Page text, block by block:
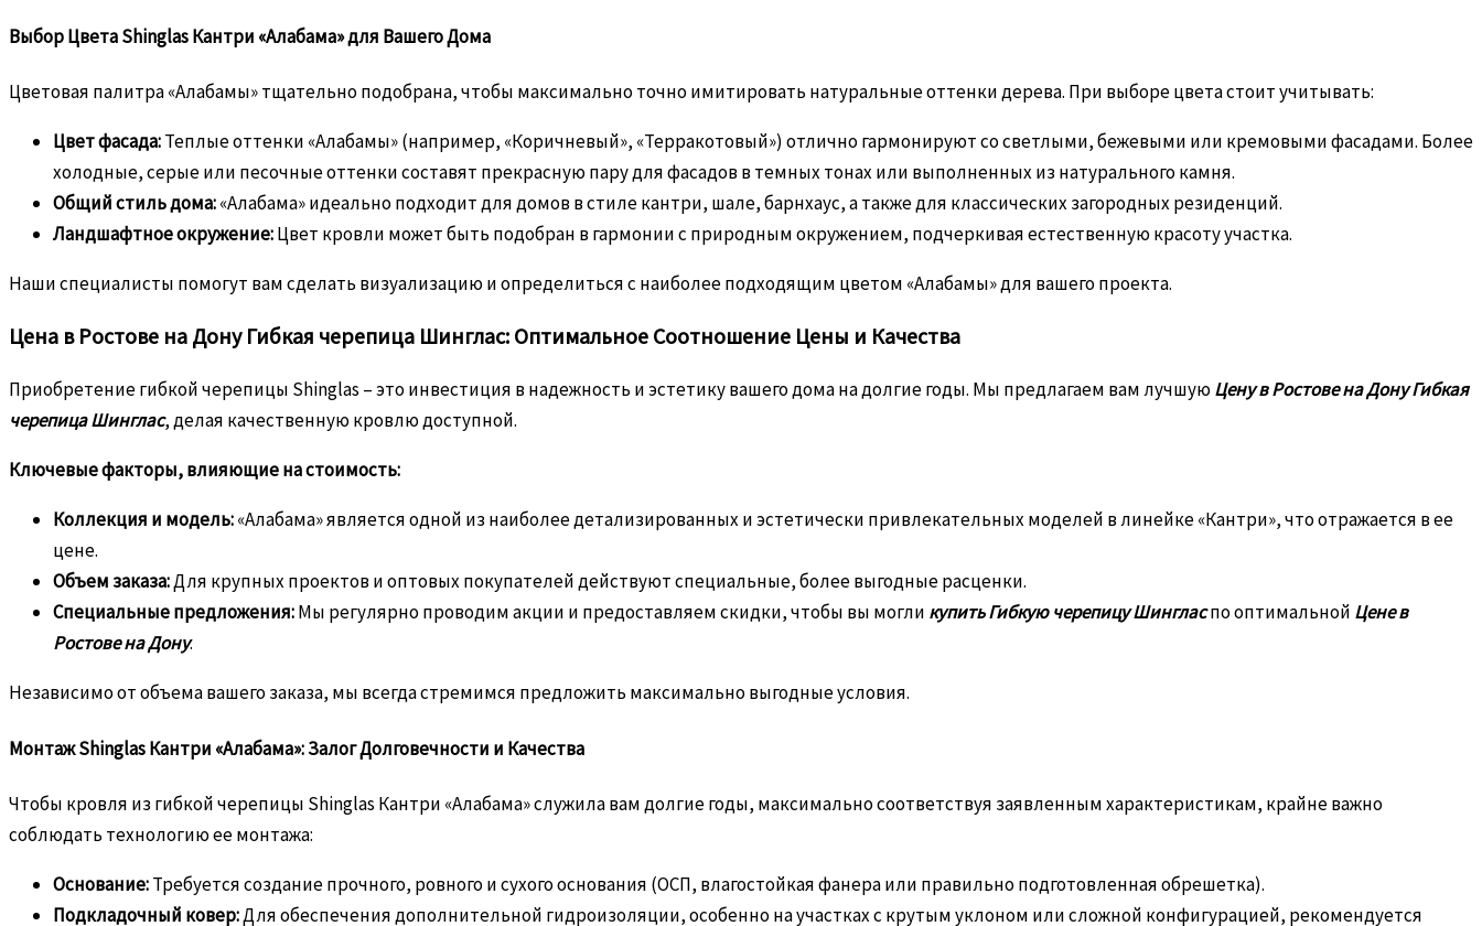
Выбор Цвета Shinglas Кантри «Алабама» для Вашего Дома
Цветовая палитра «Алабамы» тщательно подобрана, чтобы максимально точно имитировать натуральные оттенки дерева. При выборе цвета стоит учитывать:
Цвет фасада:Теплые оттенки «Алабамы» (например, «Коричневый», «Терракотовый») отлично гармонируют со светлыми, бежевыми или кремовыми фасадами. Более
холодные, серые или песочные оттенки составят прекрасную пару для фасадов в темных тонах или выполненных из натурального камня.
Общий стиль дома:«Алабама» идеально подходит для домов в стиле кантри, шале, барнхаус, а также для классических загородных резиденций.
Ландшафтное окружение:Цвет кровли может быть подобран в гармонии с природным окружением, подчеркивая естественную красоту участка.
Наши специалисты помогут вам сделать визуализацию и определиться с наиболее подходящим цветом «Алабамы» для вашего проекта.
Цена в Ростове на Дону Гибкая черепица Шинглас: Оптимальное Соотношение Цены и Качества
Приобретение гибкой черепицы Shinglas – это инвестиция в надежность и эстетику вашего дома на долгие годы. Мы предлагаем вам лучшуюЦену в Ростове на Дону Гибкая
черепица Шинглас, делая качественную кровлю доступной.
Ключевые факторы, влияющие на стоимость:
Коллекция и модель:«Алабама» является одной из наиболее детализированных и эстетически привлекательных моделей в линейке «Кантри», что отражается в ее
цене.
Объем заказа:Для крупных проектов и оптовых покупателей действуют специальные, более выгодные расценки.
Специальные предложения:Мы регулярно проводим акции и предоставляем скидки, чтобы вы могли купить Гибкую черепицу Шингласпо оптимальной Цене в
Ростове на Дону.
Независимо от объема вашего заказа, мы всегда стремимся предложить максимально выгодные условия.
Монтаж Shinglas Кантри «Алабама»: Залог Долговечности и Качества
Чтобы кровля из гибкой черепицы Shinglas Кантри «Алабама» служила вам долгие годы, максимально соответствуя заявленным характеристикам, крайне важно
соблюдать технологию ее монтажа:
Основание:Требуется создание прочного, ровного и сухого основания (ОСП, влагостойкая фанера или правильно подготовленная обрешетка).
Подкладочный ковер:Для обеспечения дополнительной гидроизоляции, особенно на участках с крутым уклоном или сложной конфигурацией, рекомендуется